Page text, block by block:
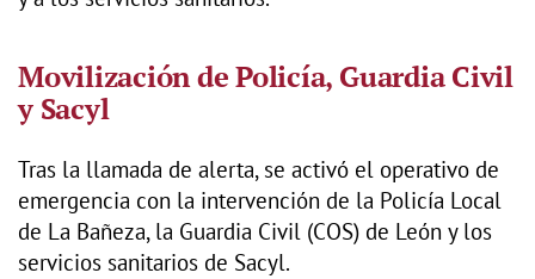
Movilización de Policía, Guardia Civil
y Sacyl
Tras la llamada de alerta, se activó el operativo de
emergencia con la intervención de la Policía Local
de La Bañeza, la Guardia Civil (COS) de León y los
servicios sanitarios de Sacyl.